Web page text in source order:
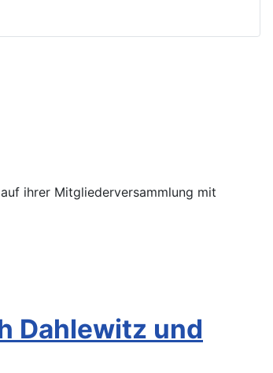
ihrer Mitgliederversammlung mit
Dahlewitz und